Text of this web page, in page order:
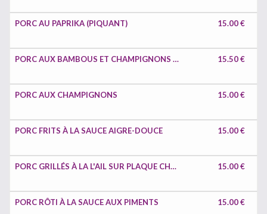
PORC AU PAPRIKA (PIQUANT) 15.00 €
PORC AUX BAMBOUS ET CHAMPIGNONS CHINOIS 15.50 €
PORC AUX CHAMPIGNONS 15.00 €
PORC FRITS À LA SAUCE AIGRE-DOUCE 15.00 €
PORC GRILLÉS À LA L'AIL SUR PLAQUE CHAUFFANTE 15.00 €
PORC RÔTI À LA SAUCE AUX PIMENTS 15.00 €